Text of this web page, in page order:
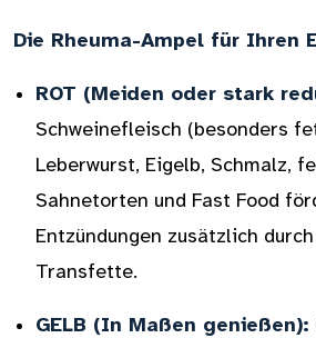
Die Rheuma-Ampel für Ihren
ROT (Meiden oder stark
Schweinefleisch (besonders
Leberwurst, Eigelb, Schmalz,
Sahnetorten und Fast Food
Entzündungen zusätzlich
Transfette.
GELB (In Maßen genießen):